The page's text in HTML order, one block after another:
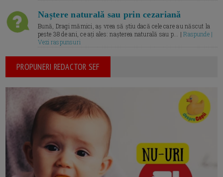
Naștere naturală sau prin cezariană
Bună, Dragi mămici, aș vrea să știu dacă cele care au născut la
peste 38 de ani, ce ați ales: nașterea naturală sau p... |Raspunde |
Vezi raspunsuri
PROPUNERI REDACTOR SEF